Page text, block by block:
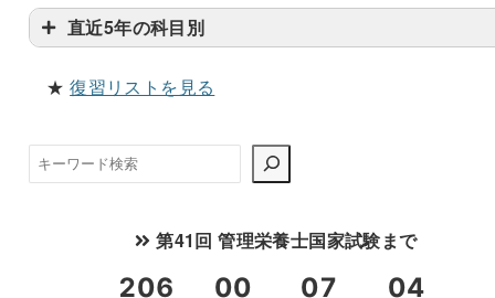
改行過去問を見る
直近5年の科目別
★復習リストを見る
検
索
第41回 管理栄養士国家試験まで